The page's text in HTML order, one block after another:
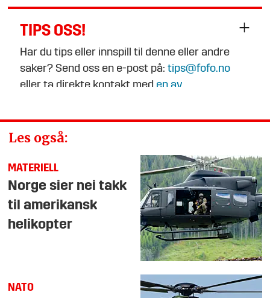
TIPS OSS!
Har du tips eller innspill til denne eller andre
saker? Send oss en e-post på:tips@fofo.no
eller ta direkte kontakt med en av
Les også:
MATERIELL
Norge sier nei takk
til amerikansk
helikopter
NATO